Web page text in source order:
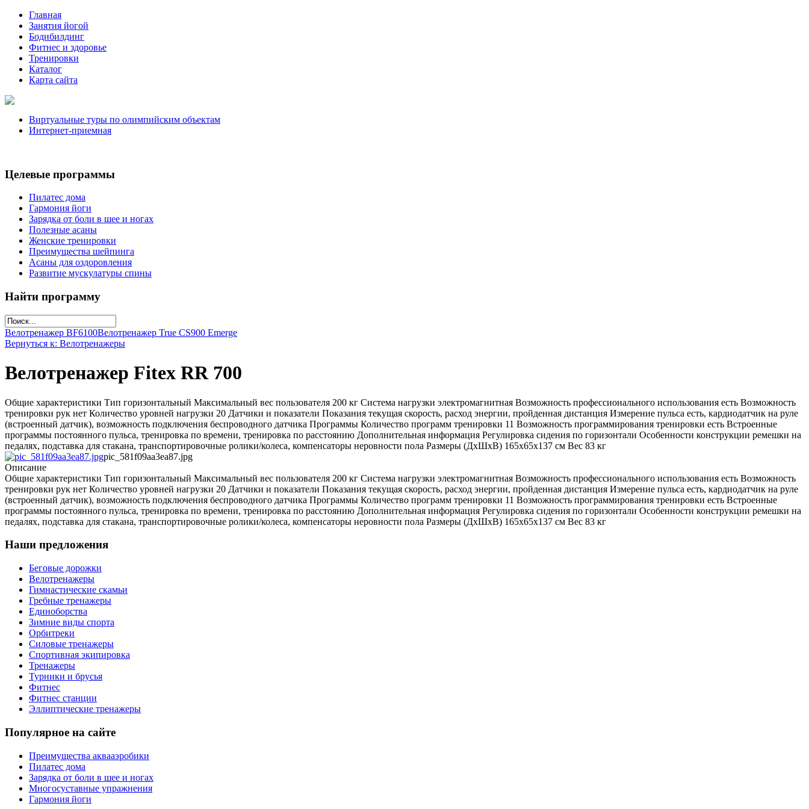
Главная
Занятия йогой
Бодибилдинг
Фитнес и здоровье
Тренировки
Каталог
Карта сайта
Виртуальные туры по олимпийским объектам
Интернет-приемная
Целевые программы
Пилатес дома
Гармония йоги
Зарядка от боли в шее и ногах
Полезные асаны
Женские тренировки
Преимущества шейпинга
Асаны для оздоровления
Развитие мускулатуры спины
Найти программу
Велотренажер ВF6100Велотренажер True CS900 Emerge
Вернуться к: Велотренажеры
Велотренажер Fitex RR 700
Общие характеристики Тип горизонтальный Максимальный вес пользователя 200 кг Система нагрузки электромагнитная Возможность профессионального использования есть Возможность
тренировки рук нет Количество уровней нагрузки 20 Датчики и показатели Показания текущая скорость, расход энергии, пройденная дистанция Измерение пульса есть, кардиодатчик на руле
(встроенный датчик), возможность подключения беспроводного датчика Программы Количество программ тренировки 11 Возможность программирования тренировки есть Встроенные
программы постоянного пульса, тренировка по времени, тренировка по расстоянию Дополнительная информация Регулировка сидения по горизонтали Особенности конструкции ремешки на
педалях, подставка для стакана, транспортировочные ролики/колеса, компенсаторы неровности пола Размеры (ДхШхВ) 165x65x137 см Вес 83 кг
pic_581f09aa3ea87.jpg
Описание
Общие характеристики Тип горизонтальный Максимальный вес пользователя 200 кг Система нагрузки электромагнитная Возможность профессионального использования есть Возможность
тренировки рук нет Количество уровней нагрузки 20 Датчики и показатели Показания текущая скорость, расход энергии, пройденная дистанция Измерение пульса есть, кардиодатчик на руле
(встроенный датчик), возможность подключения беспроводного датчика Программы Количество программ тренировки 11 Возможность программирования тренировки есть Встроенные
программы постоянного пульса, тренировка по времени, тренировка по расстоянию Дополнительная информация Регулировка сидения по горизонтали Особенности конструкции ремешки на
педалях, подставка для стакана, транспортировочные ролики/колеса, компенсаторы неровности пола Размеры (ДхШхВ) 165x65x137 см Вес 83 кг
Наши предложения
Беговые дорожки
Велотренажеры
Гимнастические скамьи
Гребные тренажеры
Единоборства
Зимние виды спорта
Орбитреки
Силовые тренажеры
Спортивная экипировка
Тренажеры
Турники и брусья
Фитнес
Фитнес станции
Эллиптические тренажеры
Популярное на сайте
Преимущества аквааэробики
Пилатес дома
Зарядка от боли в шее и ногах
Многосуставные упражнения
Гармония йоги